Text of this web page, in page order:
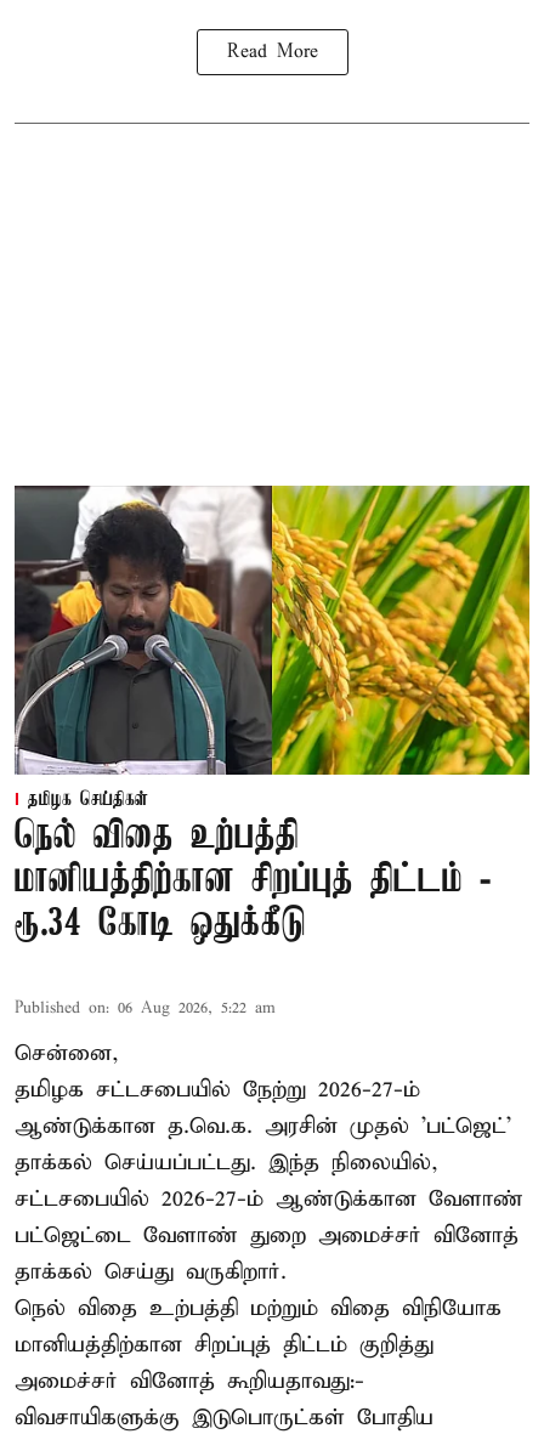
Read More
தமிழக செய்திகள்
நெல் விதை உற்பத்தி
மானியத்திற்கான சிறப்புத் திட்டம் -
ரூ.34 கோடி ஒதுக்கீடு
Published on: 06 Aug 2026, 5:22 am
சென்னை,
தமிழக சட்டசபையில் நேற்று 2026-27-ம்
ஆண்டுக்கான த.வெ.க. அரசின் முதல் 'பட்ஜெட்'
தாக்கல் செய்யப்பட்டது. இந்த நிலையில்,
சட்டசபையில் 2026-27-ம் ஆண்டுக்கான வேளாண்
பட்ஜெட்டை வேளாண் துறை அமைச்சர் வினோத்
தாக்கல் செய்து வருகிறார்.
நெல் விதை உற்பத்தி மற்றும் விதை விநியோக
மானியத்திற்கான சிறப்புத் திட்டம் குறித்து
அமைச்சர் வினோத் கூறியதாவது:-
விவசாயிகளுக்கு இடுபொருட்கள் போதிய